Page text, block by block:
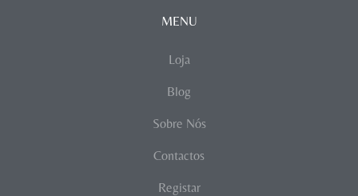
MENU
Loja
Blog
Sobre Nós
Contactos
Registar